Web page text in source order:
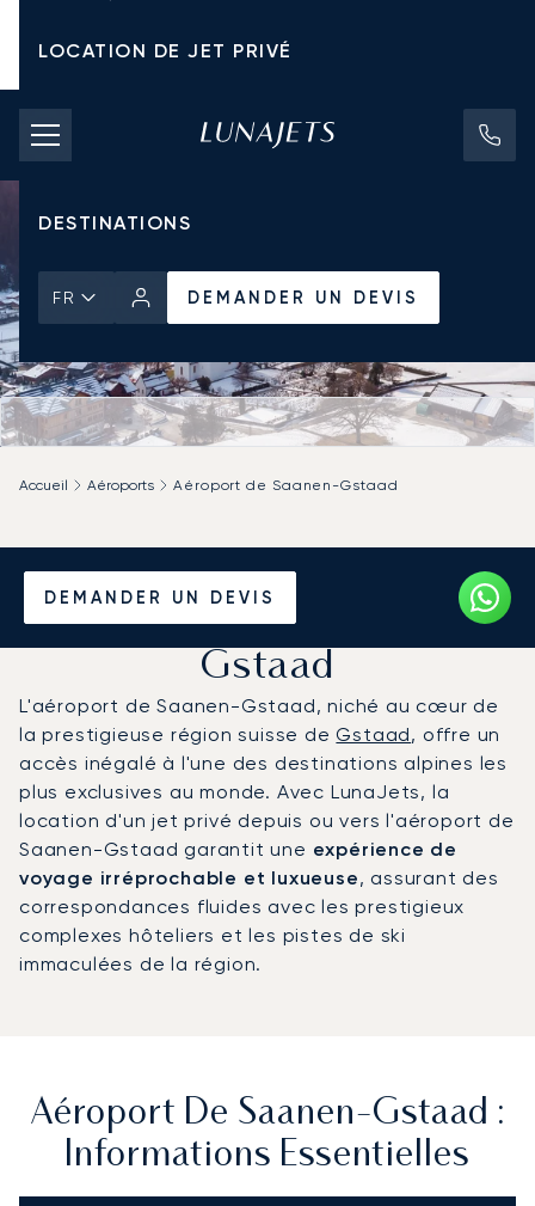
LOCATION DE JET PRIVÉ
TARIFS D'AFFRÈTEMENT
JETS PRIVÉS
DESTINATIONS
FR DEMANDER UN DEVIS
DEMANDER UN DEVIS
Accueil Aéroports Aéroport de Saanen-Gstaad
Louer un Jet Privé de/vers
l'Aéroport de Saanen-
Gstaad
L'aéroport de Saanen-Gstaad, niché au cœur de
la prestigieuse région suisse deGstaad, offre un
accès inégalé à l'une des destinations alpines les
plus exclusives au monde. Avec LunaJets, la
location d'un jet privé depuis ou vers l'aéroport de
Saanen-Gstaad garantit une expérience de
voyage irréprochable et luxueuse, assurant des
correspondances fluides avec les prestigieux
complexes hôteliers et les pistes de ski
immaculées de la région.
Aéroport De Saanen-Gstaad :
Informations Essentielles